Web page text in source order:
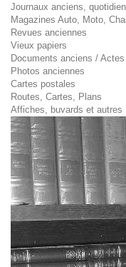
Journaux anciens,
Magazines Auto, Moto,
Revues anciennes
Vieux papiers
Documents anciens /
Photos anciennes
Cartes postales
Routes, Cartes, Plans
Affiches, buvards et autres